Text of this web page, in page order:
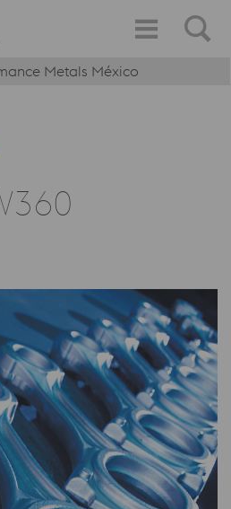
Metals México